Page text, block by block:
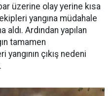
üzerine olay yerine kısa
yangına müdahale
Ardından yapılan
tamamen
çıkış nedeni